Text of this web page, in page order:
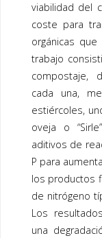
viabilidad del
coste para
orgánicas
trabajo
compostaje,
cada una,
estiércoles,
oveja o
aditivos de
P para
los productos
de nitrógeno
Los
una